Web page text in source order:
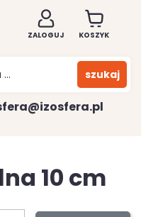
ZALOGUJ KOSZYK
szukaj
10 cm